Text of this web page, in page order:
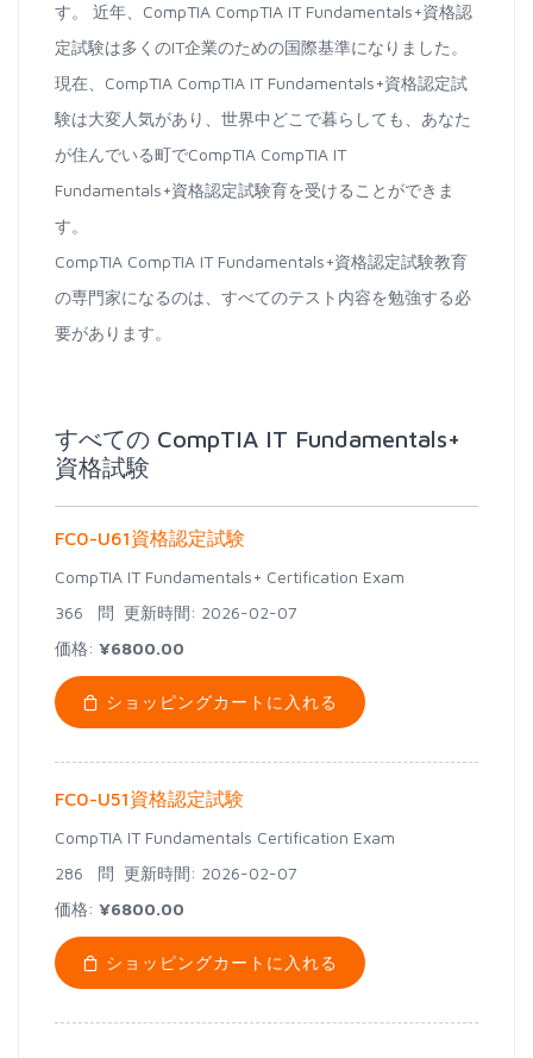
す。 近年、CompTIA CompTIA IT Fundamentals+資格認
定試験は多くのIT企業のための国際基準になりました。
現在、CompTIA CompTIA IT Fundamentals+資格認定試
験は大変人気があり、世界中どこで暮らしても、あなた
が住んでいる町でCompTIA CompTIA IT
Fundamentals+資格認定試験育を受けることができま
す。
CompTIA CompTIA IT Fundamentals+資格認定試験教育
の専門家になるのは、すべてのテスト内容を勉強する必
要があります。
すべての CompTIA IT Fundamentals+
資格試験
FC0-U61資格認定試験
CompTIA IT Fundamentals+ Certification Exam
366 問 更新時間: 2026-02-07
価格: ¥6800.00
ショッピングカートに入れる
FC0-U51資格認定試験
CompTIA IT Fundamentals Certification Exam
286 問 更新時間: 2026-02-07
価格: ¥6800.00
ショッピングカートに入れる